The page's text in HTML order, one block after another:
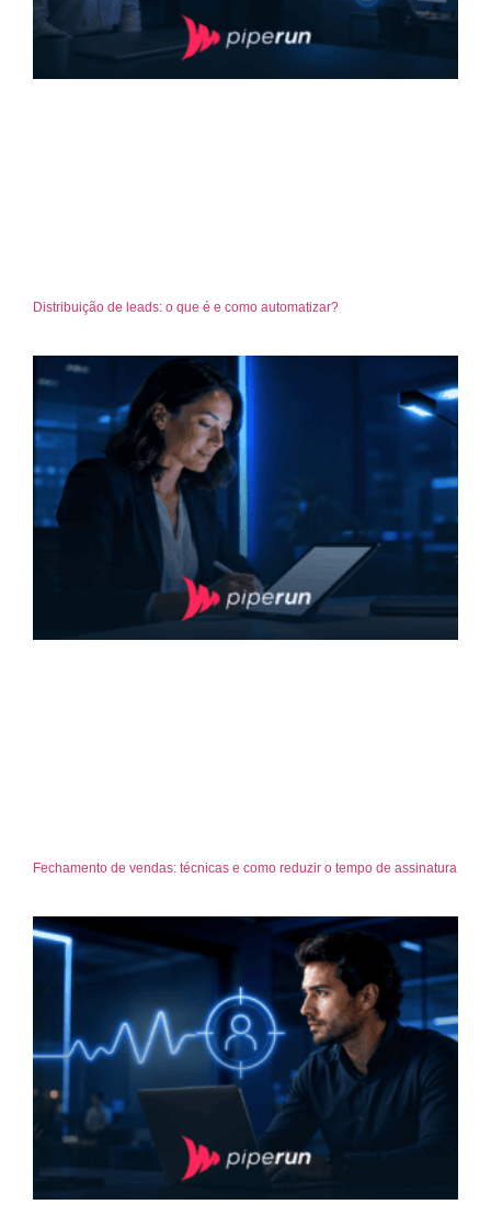
Distribuição de leads: o que é e como automatizar?
Fechamento de vendas: técnicas e como reduzir o tempo de assinatura